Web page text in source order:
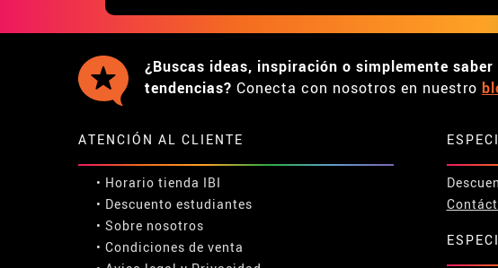
¿Buscas ideas, inspiración o simplemente
tendencias? Conecta con nosotros en nuestro
ATENCIÓN AL CLIENTE
• Horario tienda IBI
• Descuento estudiantes
• Sobre nosotros
• Condiciones de venta